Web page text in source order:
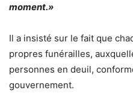
moment.»
Il a insisté sur le fait que
propres funérailles,
personnes en deuil,
gouvernement.